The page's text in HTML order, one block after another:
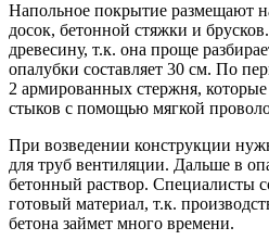
Напольное покрытие размещают
досок, бетонной стяжки и
древесину, т.к. она проще
опалубки составляет 30 см. По
2 армированных стержня,
стыков с помощью мягкой
При возведении конструкции
для труб вентиляции. Дальше в
бетонный раствор. Специалисты
готовый материал, т.к.
бетона займет много времени.